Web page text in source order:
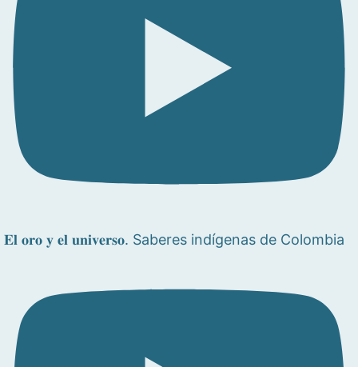
𝐄𝐥 𝐨𝐫𝐨 𝐲 𝐞𝐥 𝐮𝐧𝐢𝐯𝐞𝐫𝐬𝐨. Saberes indígenas de Colombia